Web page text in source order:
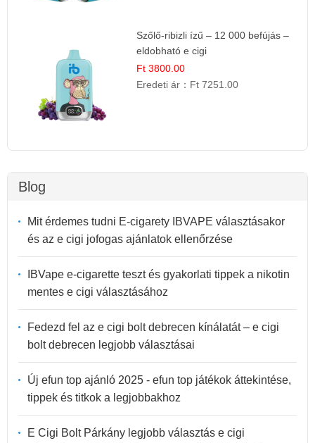
Szőlő-ribizli ízű – 12 000 befújás –
eldobható e cigi
Ft 3800.00
Eredeti ár： Ft 7251.00
Blog
Mit érdemes tudni E-cigarety IBVAPE választásakor
és az e cigi jofogas ajánlatok ellenőrzése
IBVape e-cigarette teszt és gyakorlati tippek a nikotin
mentes e cigi választásához
Fedezd fel az e cigi bolt debrecen kínálatát – e cigi
bolt debrecen legjobb választásai
Új efun top ajánló 2025 - efun top játékok áttekintése,
tippek és titkok a legjobbakhoz
E Cigi Bolt Párkány legjobb választás e cigi